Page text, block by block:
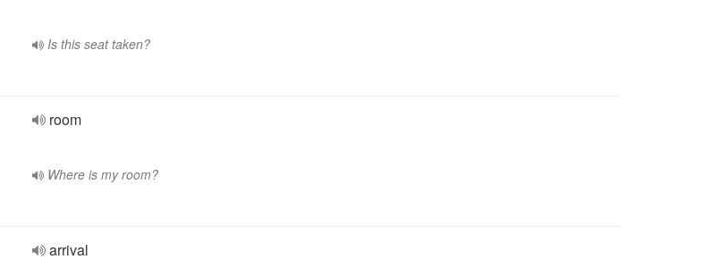
Is this seat taken?
room
Where is my room?
arrival